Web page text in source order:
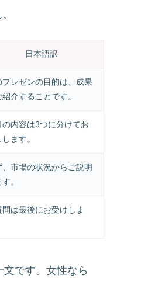
日本語訳
プレゼンの目的は、成果
紹介することです。
の内容は3つに分けてお
ます。
、市場の状況からご説明
。
問は最後にお受けしま
文です。女性なら